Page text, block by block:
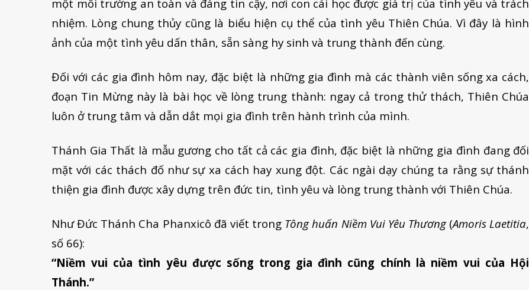
một môi trường an toàn và đáng tin cậy, nơi con cái học được giá trị của tình yêu và trách
nhiệm. Lòng chung thủy cũng là biểu hiện cụ thể của tình yêu Thiên Chúa. Vì đây là hình
ảnh của một tình yêu dấn thân, sẵn sàng hy sinh và trung thành đến cùng.
Đối với các gia đình hôm nay, đặc biệt là những gia đình mà các thành viên sống xa cách,
đoạn Tin Mừng này là bài học về lòng trung thành: ngay cả trong thử thách, Thiên Chúa
luôn ở trung tâm và dẫn dắt mọi gia đình trên hành trình của mình.
Thánh Gia Thất là mẫu gương cho tất cả các gia đình, đặc biệt là những gia đình đang đối
mặt với các thách đố như sự xa cách hay xung đột. Các ngài dạy chúng ta rằng sự thánh
thiện gia đình được xây dựng trên đức tin, tình yêu và lòng trung thành với Thiên Chúa.
Như Đức Thánh Cha Phanxicô đã viết trong Tông huấn Niềm Vui Yêu Thương(Amoris Laetitia,
số 66):
“Niềm vui của tình yêu được sống trong gia đình cũng chính là niềm vui của Hội
Thánh.”